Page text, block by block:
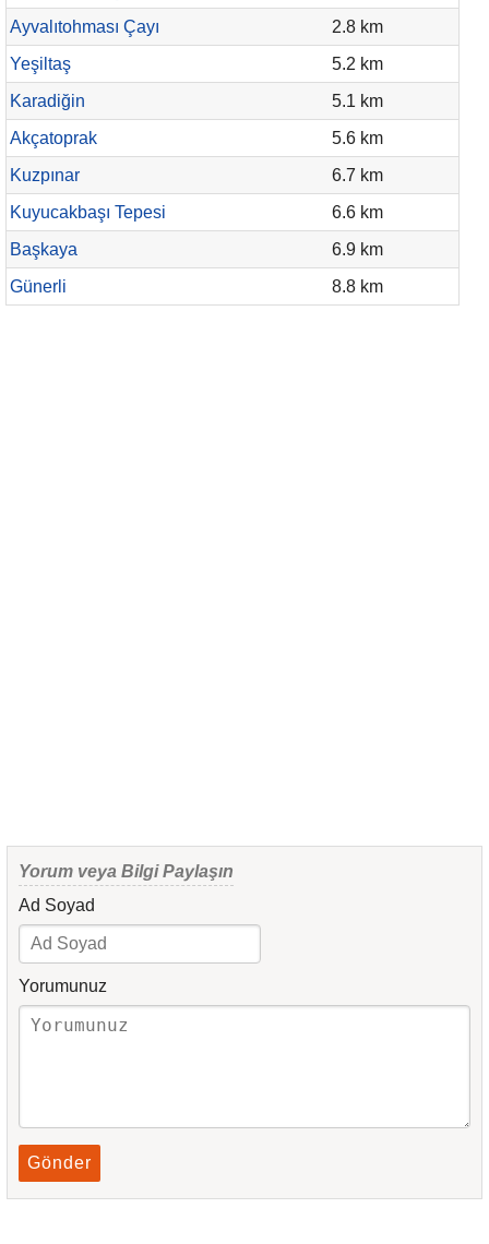
Ayvalıtohması Çayı
2.8 km
Yeşiltaş
5.2 km
Karadiğin
5.1 km
Akçatoprak
5.6 km
Kuzpınar
6.7 km
Kuyucakbaşı Tepesi
6.6 km
Başkaya
6.9 km
Günerli
8.8 km
Yorum veya Bilgi Paylaşın
Ad Soyad
Yorumunuz
Gönder